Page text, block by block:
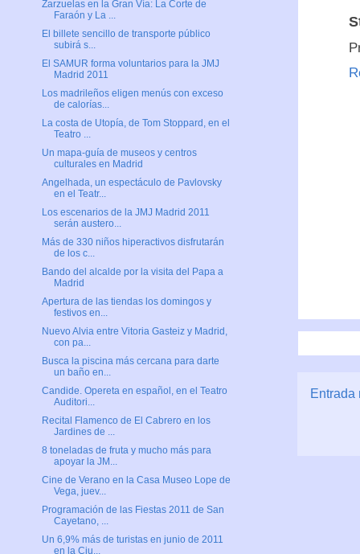
Entrada
Zarzuelas en la Gran Vía: La Corte de
Faraón y La ...
El billete sencillo de transporte público
subirá s...
El SAMUR forma voluntarios para la JMJ
Madrid 2011
Los madrileños eligen menús con exceso
de calorías...
La costa de Utopía, de Tom Stoppard, en el
Teatro ...
Un mapa-guía de museos y centros
culturales en Madrid
Angelhada, un espectáculo de Pavlovsky
en el Teatr...
Los escenarios de la JMJ Madrid 2011
serán austero...
Más de 330 niños hiperactivos disfrutarán
de los c...
Bando del alcalde por la visita del Papa a
Madrid
Apertura de las tiendas los domingos y
festivos en...
Nuevo Alvia entre Vitoria Gasteiz y Madrid,
con pa...
Busca la piscina más cercana para darte
un baño en...
Candide. Opereta en español, en el Teatro
Auditori...
Recital Flamenco de El Cabrero en los
Jardines de ...
8 toneladas de fruta y mucho más para
apoyar la JM...
Cine de Verano en la Casa Museo Lope de
Vega, juev...
Programación de las Fiestas 2011 de San
Cayetano, ...
Un 6,9% más de turistas en junio de 2011
en la Ciu...